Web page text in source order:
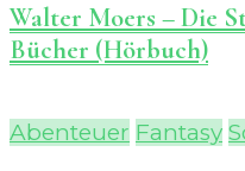
Walter Moers – Die
Bücher (Hörbuch)
Abenteuer Fantasy